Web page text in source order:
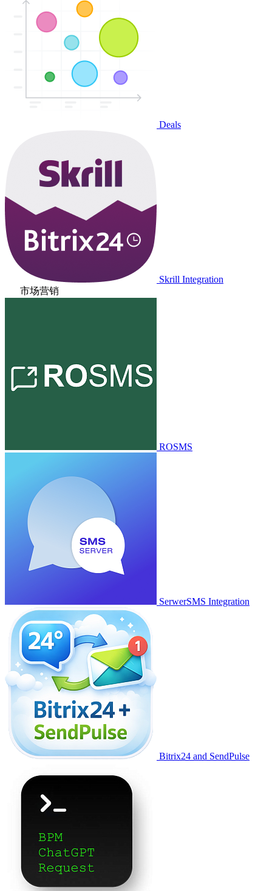
Deals
Skrill Integration
市场营销
ROSMS
SerwerSMS Integration
Bitrix24 and SendPulse